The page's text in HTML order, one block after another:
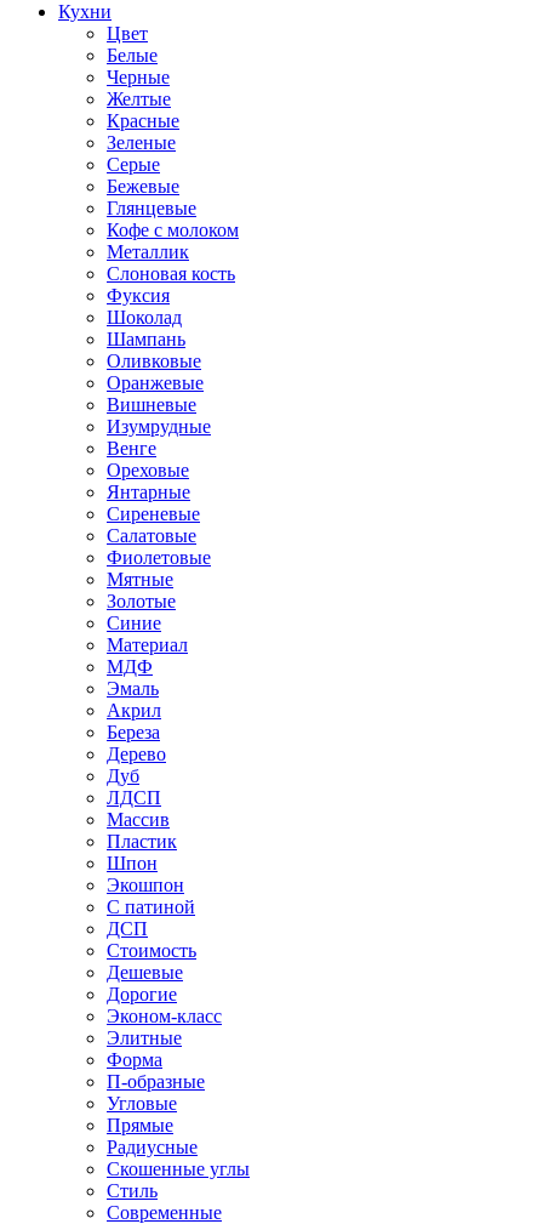
Кухни
Цвет
Белые
Черные
Желтые
Красные
Зеленые
Серые
Бежевые
Глянцевые
Кофе с молоком
Металлик
Слоновая кость
Фуксия
Шоколад
Шампань
Оливковые
Оранжевые
Вишневые
Изумрудные
Венге
Ореховые
Янтарные
Сиреневые
Салатовые
Фиолетовые
Мятные
Золотые
Синие
Материал
МДФ
Эмаль
Акрил
Береза
Дерево
Дуб
ЛДСП
Массив
Пластик
Шпон
Экошпон
С патиной
ДСП
Стоимость
Дешевые
Дорогие
Эконом-класс
Элитные
Форма
П-образные
Угловые
Прямые
Радиусные
Скошенные углы
Стиль
Современные